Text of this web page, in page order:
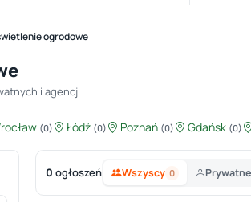
ogrodowe
i agencji
(0) Łódź (0) Poznań (0) Gdańsk (0)
0 ogłoszeń Wszyscy 0 Prywatne